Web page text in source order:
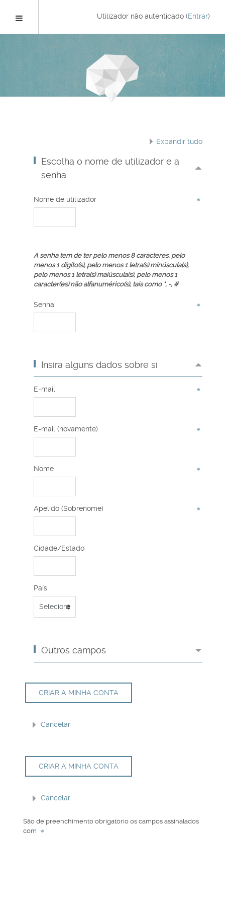
conteúdo
principal
Utilizador não autenticado (Entrar)
Expandir tudo
Escolha o nome de utilizador e a
senha
Nome de utilizador
A senha tem de ter pelo menos 8 caracteres, pelo
menos 1 dígito(s), pelo menos 1 letra(s) minúscula(s),
pelo menos 1 letra(s) maiúscula(s), pelo menos 1
caracter(es) não alfanumérico(s), tais como *, -, #
Senha
Insira alguns dados sobre si
E-mail
E-mail (novamente)
Nome
Apelido (Sobrenome)
Cidade/Estado
País
Outros campos
São de preenchimento obrigatório os campos assinalados
com